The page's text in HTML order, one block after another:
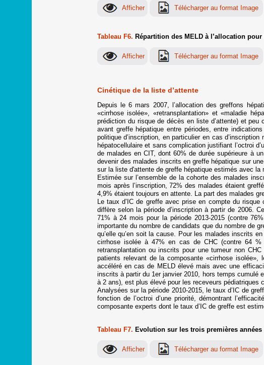
Tableau F6. Répartition des MELD à l’allocation
Cinétique de la liste d’attente
Depuis le 6 mars 2007, l’allocation des greffons
«cirrhose isolée», «retransplantation» et «maladie
prédiction du risque de décès en liste d’attente) et
avant greffe hépatique entre périodes, entre
politique d’inscription, en particulier en cas
hépatocellulaire et sans complication justifiant l’octroi
de malades en CIT, dont 60% de durée supérieure à
devenir des malades inscrits en greffe hépatique sur
sur la liste d'attente de greffe hépatique estimés avec la
Estimée sur l’ensemble de la cohorte des malades
mois après l’inscription, 72% des malades étaient
4,9% étaient toujours en attente. La part des malades
Le taux d’IC de greffe avec prise en compte du
diffère selon la période d’inscription à partir de 2006.
71% à 24 mois pour la période 2013-2015 (contre
importante du nombre de candidats que du nombre de
qu’elle qu’en soit la cause. Pour les malades inscrits
cirrhose isolée à 47% en cas de CHC (contre 64
retransplantation ou inscrits pour une tumeur non
patients relevant de la composante «cirrhose
accéléré en cas de MELD élevé mais avec une
inscrits à partir du 1er janvier 2010, hors temps cumulé
à 2 ans), est plus élevé pour les receveurs
Analysées sur la période 2010-2015, le taux d’IC de
fonction de l’octroi d’une priorité, démontrant
composante experts dont le taux d’IC de greffe est
Tableau F7. Evolution sur les trois premières